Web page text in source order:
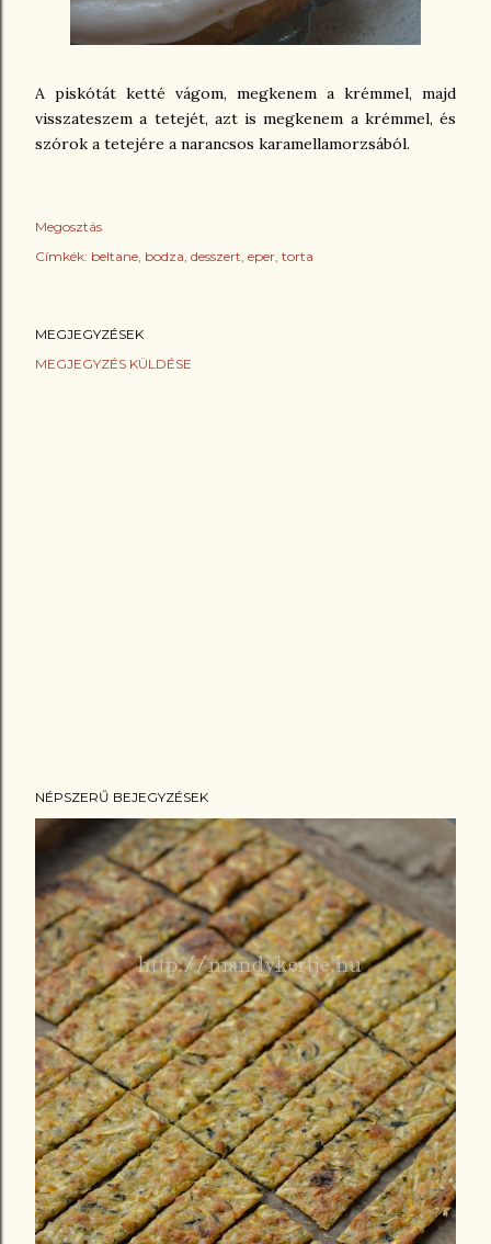
A piskótát ketté vágom, megkenem a krémmel, majd
visszateszem a tetejét, azt is megkenem a krémmel, és
szórok a tetejére a narancsos karamellamorzsából.
Megosztás
Címkék: beltane bodza desszert eper torta
MEGJEGYZÉSEK
MEGJEGYZÉS KÜLDÉSE
NÉPSZERŰ BEJEGYZÉSEK